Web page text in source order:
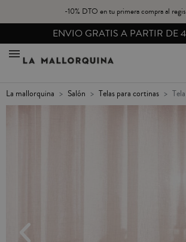
-10% DTO en tu primera compra al
ENVIO GRATIS A PARTIR DE
la mallorquina salón telas para cortinas